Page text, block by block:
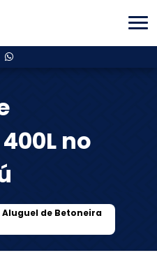
no
Aluguel de Betoneira